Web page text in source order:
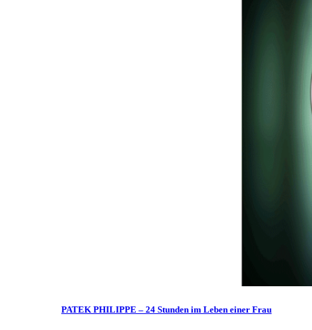
PATEK PHILIPPE – 24 Stunden im Leben einer Frau